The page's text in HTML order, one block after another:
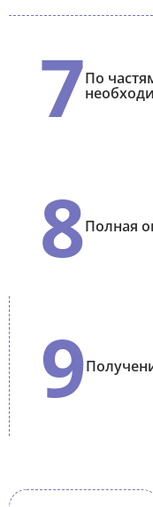
7По
8Полная
9